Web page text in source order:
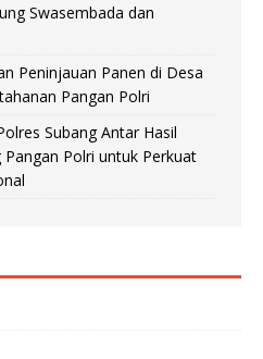
Swasembada dan
Peninjauan Panen di Desa
Pangan Polri
Subang Antar Hasil
Pangan Polri untuk Perkuat